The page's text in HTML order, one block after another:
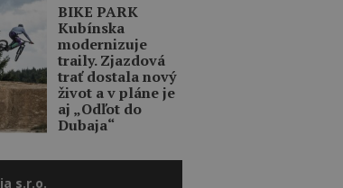
BIKE PARK
Kubínska
modernizuje
traily. Zjazdová
trať dostala nový
život a v pláne je
aj „Odľot do
Dubaja“
s.r.o.